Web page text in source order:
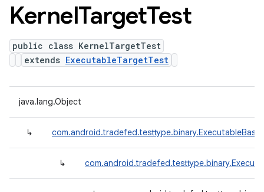
KernelTargetTest
public class KernelTargetTest
extends ExecutableTargetTest
java.lang.Object
↳
↳